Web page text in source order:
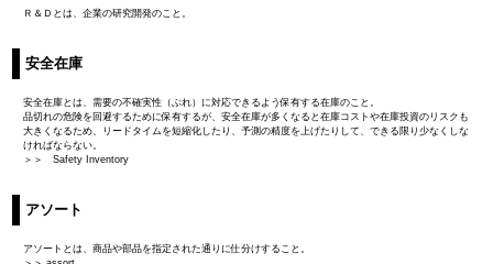
Ｒ＆Ｄとは、企業の研究開発のこと。
安全在庫
安全在庫とは、需要の不確実性（ぶれ）に対応できるよう保有する在庫のこと。
品切れの危険を回避するために保有するが、安全在庫が多くなると在庫コストや在庫投資のリスクも
大きくなるため、リードタイムを短縮化したり、予測の精度を上げたりして、できる限り少なくしな
ければならない。
＞＞ Safety Inventory
アソート
アソートとは、商品や部品を指定された通りに仕分けすること。